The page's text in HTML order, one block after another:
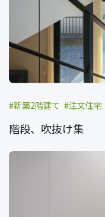
新築2階建て 注文住宅
階段、吹抜け集